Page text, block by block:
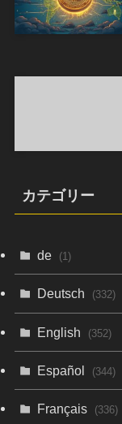
カテゴリー
de (1)
Deutsch (332)
English (352)
Español (344)
Français (336)